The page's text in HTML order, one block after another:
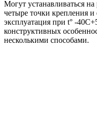
Могут устанавливаться
четыре точки крепления
эксплуатация при t° -
конструктивных
несколькими способами.